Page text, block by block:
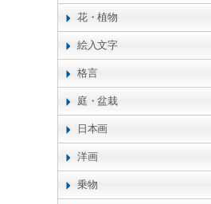
花・植物
絵入文字
格言
庭・盆栽
日本画
洋画
乗物